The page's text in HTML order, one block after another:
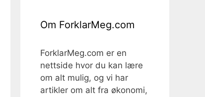
Om ForklarMeg.com
ForklarMeg.com er en
nettside hvor du kan lære
om alt mulig, og vi har
artikler om alt fra økonomi,